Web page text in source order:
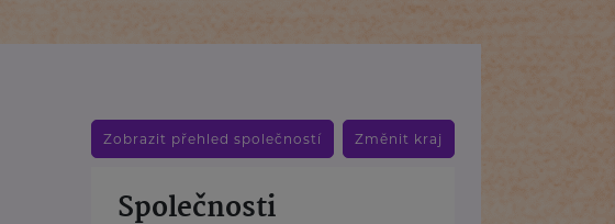
Zobrazit přehled společností Změnit kraj
Společnosti